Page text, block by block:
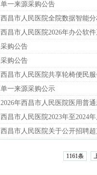
单一来源采购公告
西昌市人民医院全院数据智能
西昌市人民医院2026年办公软
采购公告
采购公告
西昌市人民医院共享轮椅便民
单一来源采购公示
2026年西昌市人民医院医用普
西昌市人民医院2023年至2024
西昌市人民医院关于公开招聘
1161条